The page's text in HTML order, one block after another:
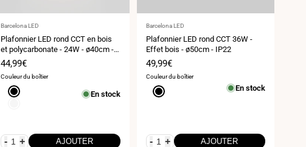
Fournisseur
:
Barcelona LED
Plafonnier LED rond CCT en bois
et polycarbonate - 24W - ø40cm -
IP22
Prix
de
vente
44,99€
Couleur du boîtier
Noir
En stock
- + AJOUTER
Fournisseur
:
Barcelona LED
Plafonnier LED rond CCT 36W -
Effet bois - ø50cm - IP22
Prix
de
vente
49,99€
Couleur du boîtier
Noir En stock
- + AJOUTER